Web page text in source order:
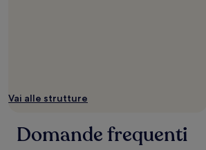
Vai alle strutture
Domande frequenti